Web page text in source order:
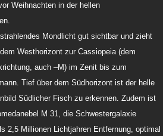
Weihnachten in der hellen
Mondlicht gut sichtbar und zieht
Westhorizont zur Cassiopeia (dem
auch –M) im Zenit bis zum
Tief über dem Südhorizont ist der helle
Südlicher Fisch zu erkennen. Zudem ist
M 31, die Schwestergalaxie
2,5 Millionen Lichtjahren Entfernung, optimal